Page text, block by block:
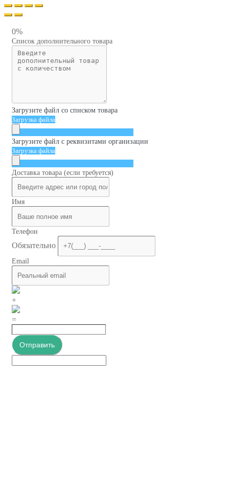
0%
Список дополнительного товара
Загрузите файл со списком товара
Загрузка файла
Загрузите файл с реквизитами организации
Загрузка файла
Доставка товара (если требуется)
Имя
Телефон
Обязательно
Email
+
=
Отправить